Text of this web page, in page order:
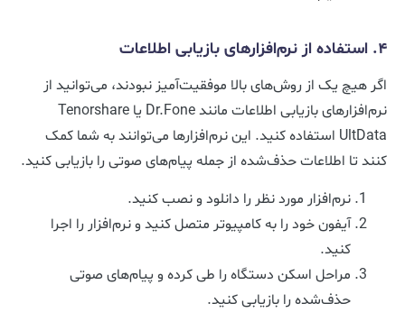
اگر هیچ یک از روش‌های بالا موفقیت‌آمیز نبودند، می‌توانید از
نرم‌افزارهای بازیابی اطلاعات مانند Dr.Fone یا Tenorshare
UltData استفاده کنید. این نرم‌افزارها می‌توانند به شما کمک
کنند تا اطلاعات حذف‌شده از جمله پیام‌های صوتی را بازیابی کنید.
نرم‌افزار مورد نظر را دانلود و نصب کنید.
آیفون خود را به کامپیوتر متصل کنید و نرم‌افزار را اجرا
کنید.
مراحل اسکن دستگاه را طی کرده و پیام‌های صوتی
حذف‌شده را بازیابی کنید.